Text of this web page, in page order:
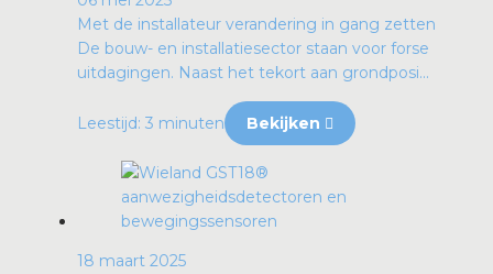
Met de installateur verandering in gang zetten
De bouw- en installatiesector staan voor forse
uitdagingen. Naast het tekort aan grondposi...
Leestijd: 3 minuten Bekijken
18 maart 2025